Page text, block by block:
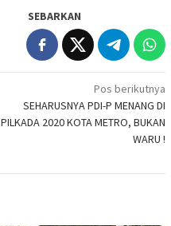
SEBARKAN
Pos berikutnya
SEHARUSNYA PDI-P MENANG DI
PILKADA 2020 KOTA METRO, BUKAN
WARU !